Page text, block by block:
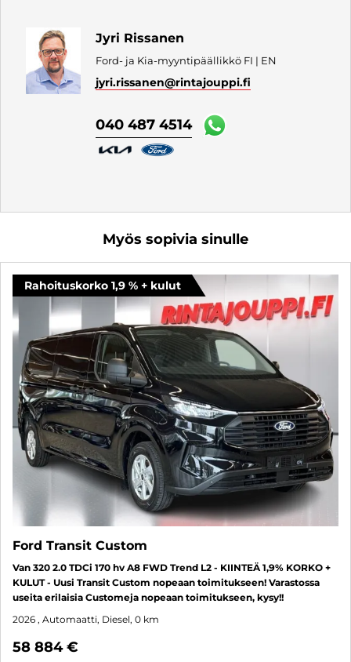
Jyri Rissanen
Ford- ja Kia-myyntipäällikkö FI | EN
jyri.rissanen@rintajouppi.fi
040 487 4514
Myös sopivia sinulle
Rahoituskorko 1,9 % + kulut
Ford Transit Custom
Van 320 2.0 TDCi 170 hv A8 FWD Trend L2 - KIINTEÄ 1,9% KORKO +
KULUT - Uusi Transit Custom nopeaan toimitukseen! Varastossa
useita erilaisia Customeja nopeaan toimitukseen, kysy!!
2026 , Automaatti, Diesel, 0 km
58 884 €